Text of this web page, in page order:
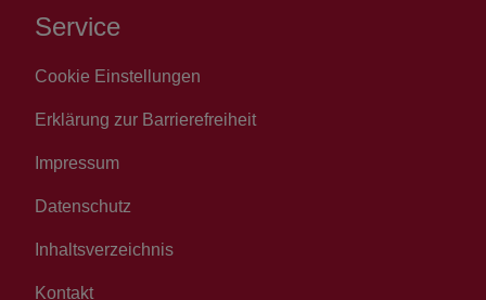
Service
Cookie Einstellungen
Erklärung zur Barrierefreiheit
Impressum
Datenschutz
Inhaltsverzeichnis
Kontakt